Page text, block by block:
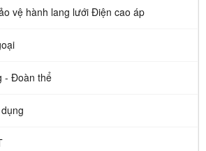
vệ hành lang lưới Điện cao áp
- Đoàn thể